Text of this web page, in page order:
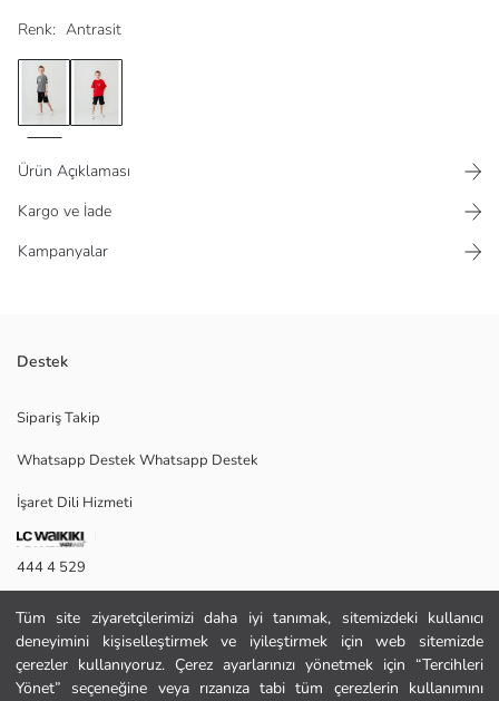
Tüm site ziyaretçilerimizi daha iyi tanımak, sitemizdeki kullanıcı
deneyimini kişiselleştirmek ve iyileştirmek için web sitemizde
çerezler kullanıyoruz. Çerez ayarlarınızı yönetmek için “Tercihleri
Yönet” seçeneğine veya rızanıza tabi tüm çerezlerin kullanımını
Renk: Antrasit
Ürün Açıklaması
Kargo ve İade
Kampanyalar
Marka:
Cinsiyet:
Bel Fiti:
Destek
Sipariş Takip
Whatsapp Destek Whatsapp Destek
İşaret Dili Hizmeti
444 4 529
İletişim Formu
444 4 529